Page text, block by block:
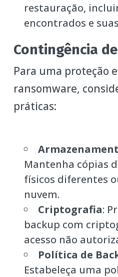
restauração,
encontrados e
Contingência
Para uma proteção
ransomware,
práticas:
Mantenha cópias
físicos diferentes
nuvem.
Criptografia:
backup com
acesso não
Política de
Estabeleça uma